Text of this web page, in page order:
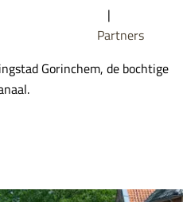
|
Partners
Gorinchem, de bochtige